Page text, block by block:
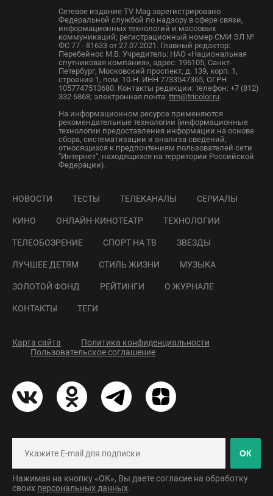
Сетевое издание TV Mag зарегистрировано
Федеральной службой по надзору в сфере связи,
информационных технологий и массовых
коммуникаций; регистрационный номер СМИ ЭЛ №
ФС 77 - 81633 от 27.07.2021. Главный редактор:
Перебейнос М.В. Учредитель: НАО «Национальная
спутниковая компания», адрес: 196105, Санкт-
Петербург, Московский проспект, д. 139, корп. 1,
строение 1, пом. 10-Н. ИНН 7733547365, ОГРН
1057747513680. Контакты редакции: телефон: +7 (812)
332 6868; электронная почта: ttm@tricolor.ru.
На информационном ресурсе применяются
рекомендательные технологии (информационные
технологии предоставления информации на основе
сбора, систематизации и анализа сведений,
относящихся к предпочтениям пользователей сети
"Интернет", находящихся на территории Российской
Федерации).
НОВОСТИ ТЕСТЫ ТЕЛЕКАНАЛЫ СЕРИАЛЫ
КИНО ОНЛАЙН-КИНОТЕАТР ТЕХНОЛОГИИ
ТЕЛЕОБОЗРЕНИЕ СПОРТ НА ТВ ЗВЕЗДЫ
ЛУЧШЕЕ ДЕТЯМ СТИЛЬ ЖИЗНИ МУЗЫКА
ЗОЛОТОЙ ФОНД РЕЙТИНГИ О ЖУРНАЛЕ
КОНТАКТЫ ТЕГИ
Карта сайта
Политика конфиденциальности
Пользовательское соглашение
ОК
Нажимая на кнопку «ОК», Вы даете согласие на обработку
своих персональных данных.